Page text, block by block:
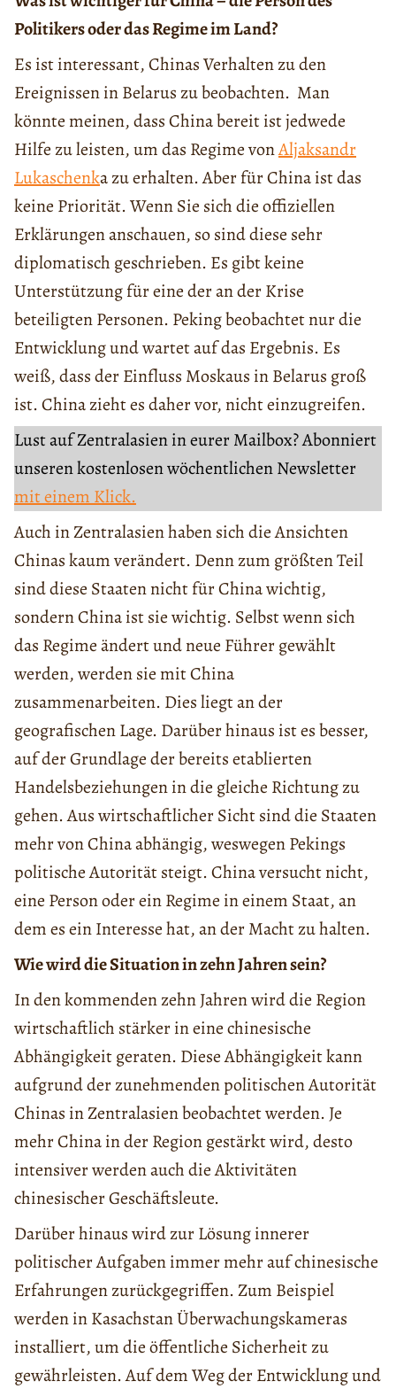
Politikers oder das Regime im Land?
Es ist interessant, Chinas Verhalten zu den
Ereignissen in Belarus zu beobachten. Man
könnte meinen, dass China bereit ist jedwede
Hilfe zu leisten, um das Regime vonAljaksandr
Lukaschenka zu erhalten. Aber für China ist das
keine Priorität. Wenn Sie sich die offiziellen
Erklärungen anschauen, so sind diese sehr
diplomatisch geschrieben. Es gibt keine
Unterstützung für eine der an der Krise
beteiligten Personen. Peking beobachtet nur die
Entwicklung und wartet auf das Ergebnis. Es
weiß, dass der Einfluss Moskaus in Belarus groß
ist. China zieht es daher vor, nicht einzugreifen.
Lust auf Zentralasien in eurer Mailbox? Abonniert
unseren kostenlosen wöchentlichen Newsletter
mit einem Klick.
Auch in Zentralasien haben sich die Ansichten
Chinas kaum verändert. Denn zum größten Teil
sind diese Staaten nicht für China wichtig,
sondern China ist sie wichtig. Selbst wenn sich
das Regime ändert und neue Führer gewählt
werden, werden sie mit China
zusammenarbeiten. Dies liegt an der
geografischen Lage. Darüber hinaus ist es besser,
auf der Grundlage der bereits etablierten
Handelsbeziehungen in die gleiche Richtung zu
gehen. Aus wirtschaftlicher Sicht sind die Staaten
mehr von China abhängig, weswegen Pekings
politische Autorität steigt. China versucht nicht,
eine Person oder ein Regime in einem Staat, an
dem es ein Interesse hat, an der Macht zu halten.
Wie wird die Situation in zehn Jahren sein?
In den kommenden zehn Jahren wird die Region
wirtschaftlich stärker in eine chinesische
Abhängigkeit geraten. Diese Abhängigkeit kann
aufgrund der zunehmenden politischen Autorität
Chinas in Zentralasien beobachtet werden. Je
mehr China in der Region gestärkt wird, desto
intensiver werden auch die Aktivitäten
chinesischer Geschäftsleute.
Darüber hinaus wird zur Lösung innerer
politischer Aufgaben immer mehr auf chinesische
Erfahrungen zurückgegriffen. Zum Beispiel
werden in Kasachstan Überwachungskameras
installiert, um die öffentliche Sicherheit zu
gewährleisten. Auf dem Weg der Entwicklung und